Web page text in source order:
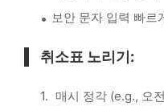
보안 문자 입력 빠르
취소표 노리기:
매시 정각 (e.g., 오